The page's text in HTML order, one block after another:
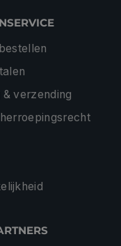
& verzending